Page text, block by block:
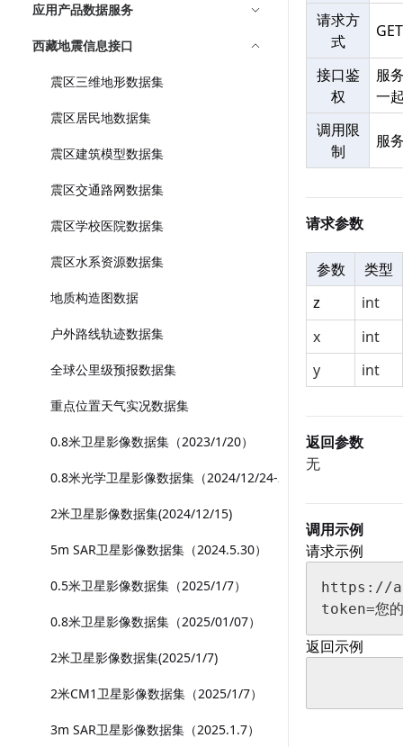
应用产品数据服务
西藏地震信息接口
震区三维地形数据集
震区居民地数据集
震区建筑模型数据集
震区交通路网数据集
震区学校医院数据集
震区水系资源数据集
地质构造图数据
户外路线轨迹数据集
全球公里级预报数据集
重点位置天气实况数据集
0.8米卫星影像数据集（2023/1/20）
0.8米光学卫星影像数据集（2024/12/24-2025/1/3）
2米卫星影像数据集(2024/12/15)
5m SAR卫星影像数据集（2024.5.30）
0.5米卫星影像数据集（2025/1/7）
0.8米卫星影像数据集（2025/01/07）
2米卫星影像数据集(2025/1/7)
2米CM1卫星影像数据集（2025/1/7）
3m SAR卫星影像数据集（2025.1.7）
请求方
式
接口鉴
权
服
一
调用限
制
服
请求参数
参数 类型
z
int
x
int
y
int
返回参数
无
调用示例
请求示例
https://
token=您
返回示例